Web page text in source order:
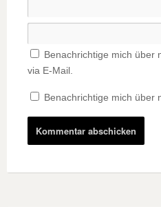
Benachrichtige mich über
via E-Mail.
Benachrichtige mich über